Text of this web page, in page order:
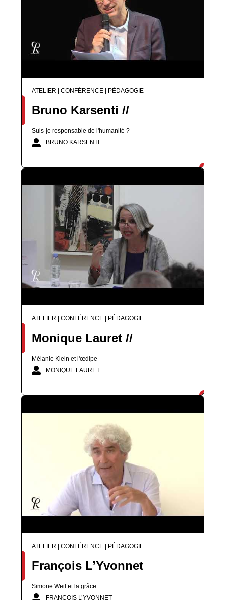
ATELIER | CONFÉRENCE | PÉDAGOGIE
Bruno Karsenti //
Suis-je responsable de l'humanité ?
BRUNO KARSENTI
ATELIER | CONFÉRENCE | PÉDAGOGIE
Monique Lauret //
Mélanie Klein et l'œdipe
MONIQUE LAURET
ATELIER | CONFÉRENCE | PÉDAGOGIE
François L’Yvonnet
Simone Weil et la grâce
FRANÇOIS L’YVONNET